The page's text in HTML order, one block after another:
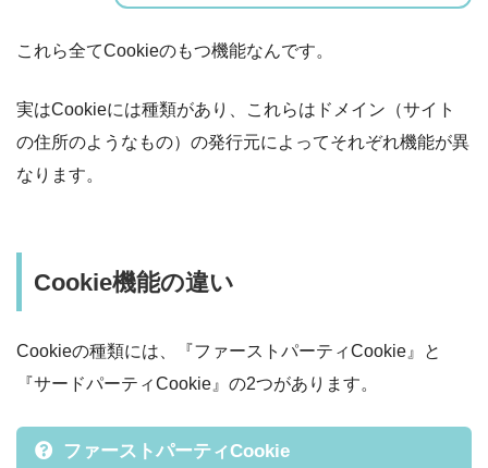
これら全てCookieのもつ機能なんです。
実はCookieには種類があり、これらはドメイン（サイト
の住所のようなもの）の発行元によってそれぞれ機能が異
なります。
Cookie機能の違い
Cookieの種類には、『ファーストパーティCookie』と
『サードパーティCookie』の2つがあります。
ファーストパーティCookie